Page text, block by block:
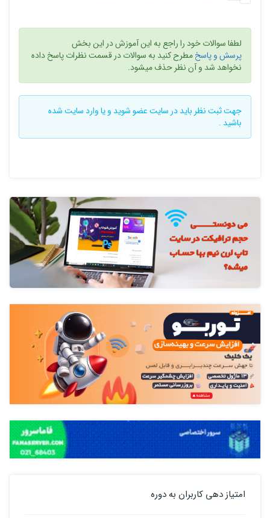
لطفا سوالات خود را راجع به این آموزش در این بخش
پرسش و پاسخمطرح کنید به سوالات در قسمت نظرات پاسخ داده
نخواهد شد و آن نظر حذف میشود.
جهت ثبت نظر باید در سایتعضو شوید و یاوارد سایتشده
باشید .
امتیاز دهی کاربران به دوره